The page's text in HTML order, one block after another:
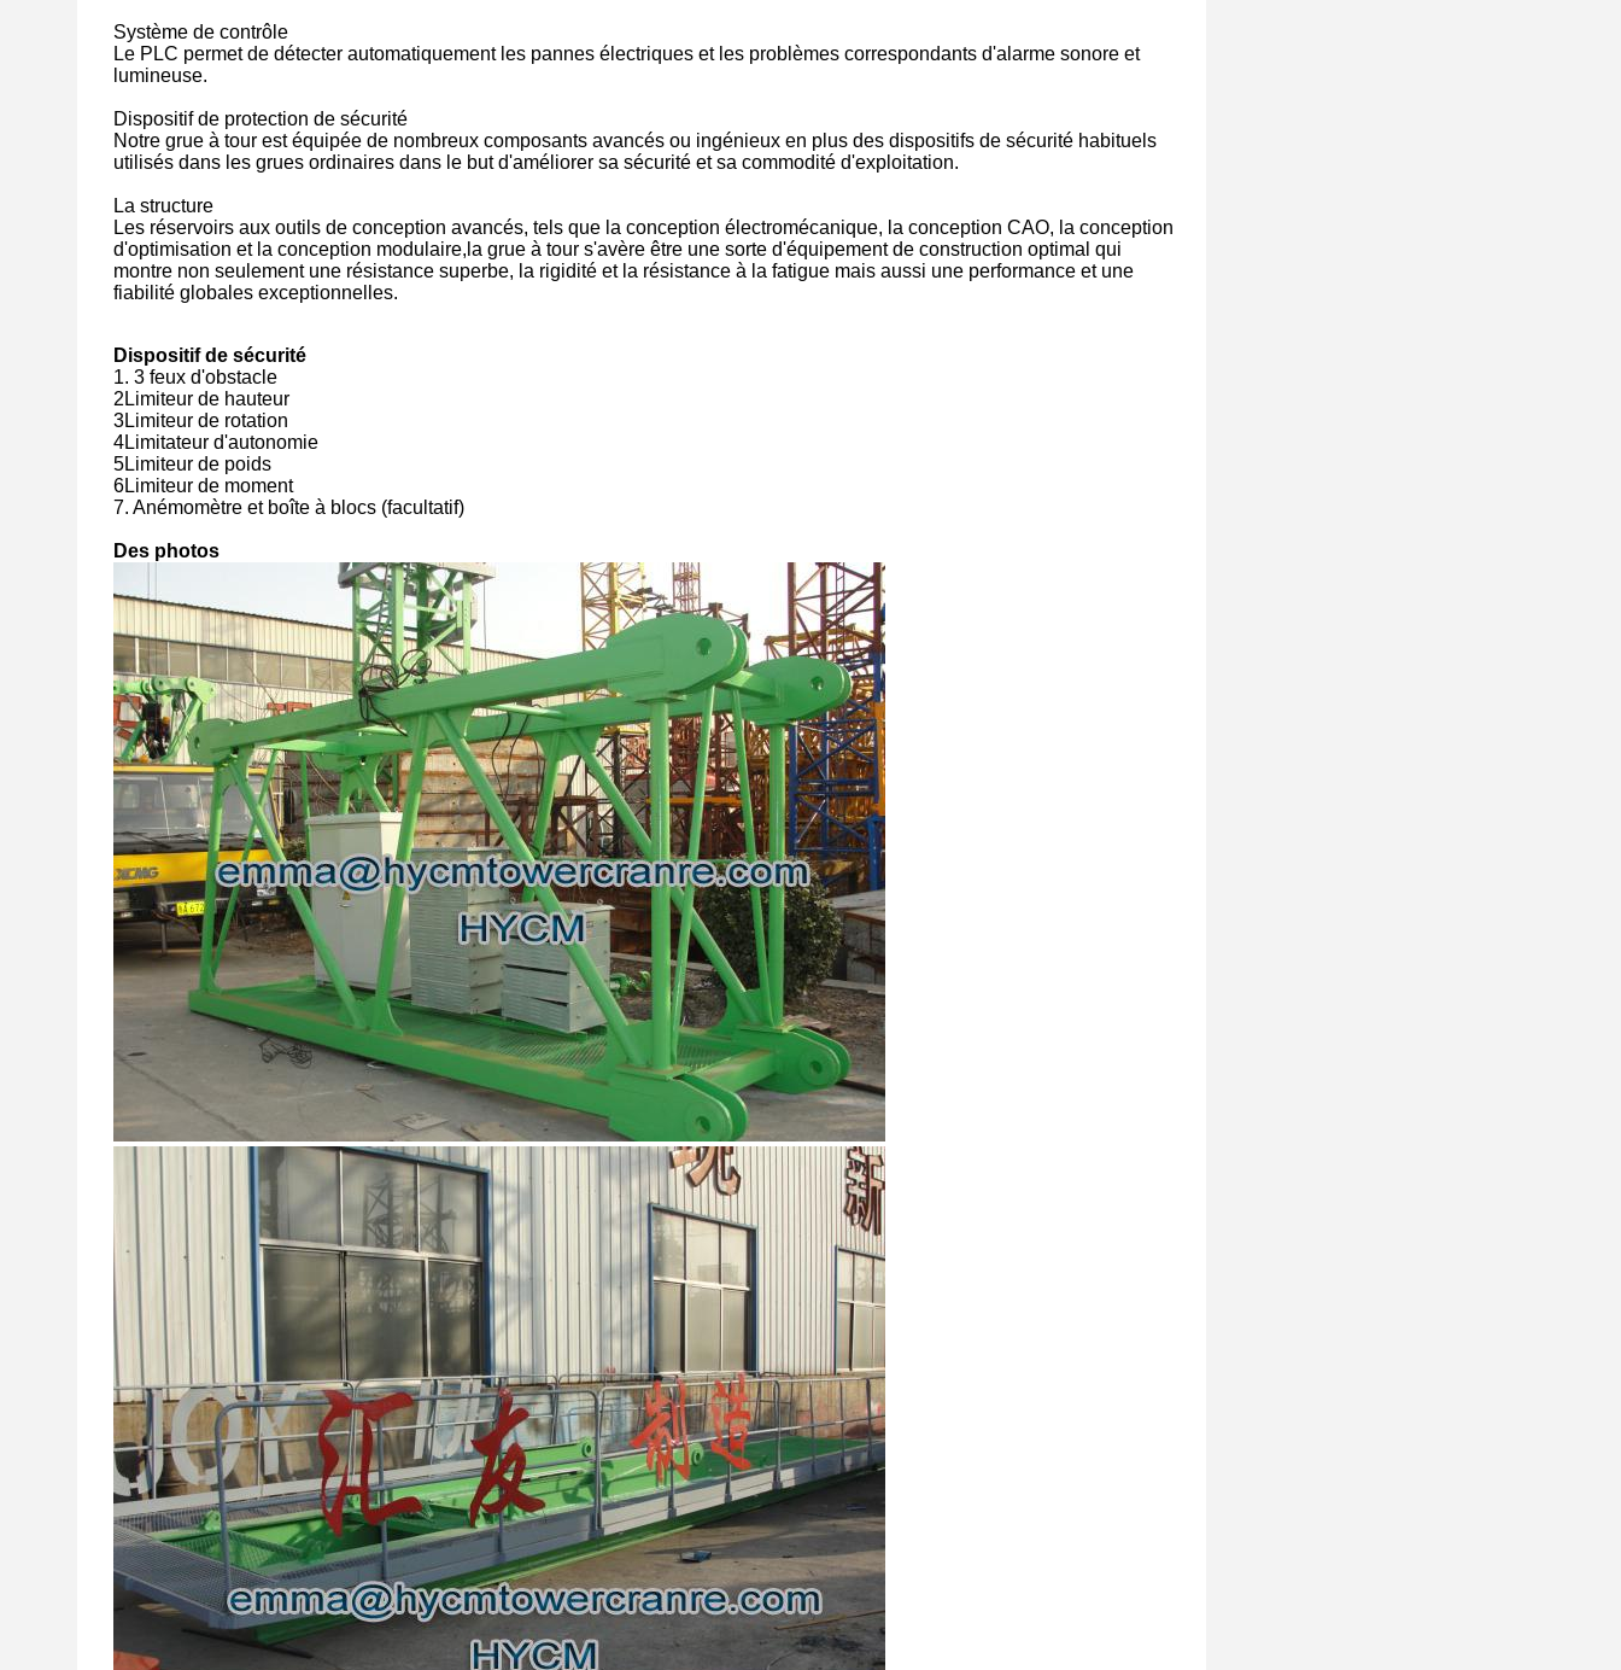
Système de contrôle
Le PLC permet de détecter automatiquement les pannes électriques et les problèmes correspondants d'alarme sonore et
lumineuse.
Dispositif de protection de sécurité
Notre grue à tour est équipée de nombreux composants avancés ou ingénieux en plus des dispositifs de sécurité habituels
utilisés dans les grues ordinaires dans le but d'améliorer sa sécurité et sa commodité d'exploitation.
La structure
Les réservoirs aux outils de conception avancés, tels que la conception électromécanique, la conception CAO, la conception
d'optimisation et la conception modulaire,la grue à tour s'avère être une sorte d'équipement de construction optimal qui
montre non seulement une résistance superbe, la rigidité et la résistance à la fatigue mais aussi une performance et une
fiabilité globales exceptionnelles.
Dispositif de sécurité
1. 3 feux d'obstacle
2Limiteur de hauteur
3Limiteur de rotation
4Limitateur d'autonomie
5Limiteur de poids
6Limiteur de moment
7. Anémomètre et boîte à blocs (facultatif)
Des photos